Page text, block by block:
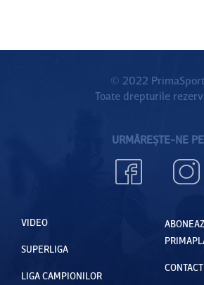
© 2022 PrimaSport
Toate drepturile
URMĂREȘTE-NE PE
VIDEO
SUPERLIGA
LIGA CAMPIONILOR
CONTACT